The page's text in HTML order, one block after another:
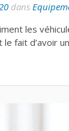
dans
les
le fait d’avoir